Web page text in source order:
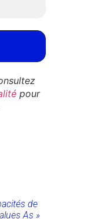
pour
de
As »